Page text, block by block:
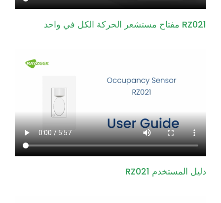
RZ021 مفتاح مستشعر الحركة الكل في واحد
دليل المستخدم RZ021